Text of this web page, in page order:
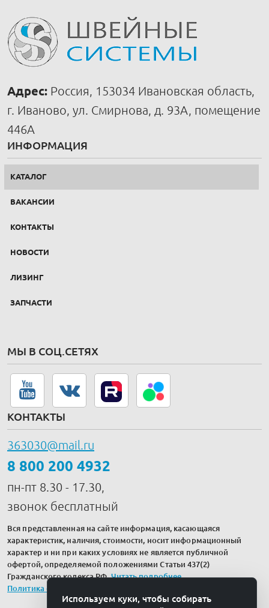
Адрес: Россия, 153034 Ивановская область,
г. Иваново, ул. Смирнова, д. 93А, помещение
446А
ИНФОРМАЦИЯ
КАТАЛОГ
ВАКАНСИИ
КОНТАКТЫ
НОВОСТИ
ЛИЗИНГ
ЗАПЧАСТИ
МЫ В СОЦ.СЕТЯХ
КОНТАКТЫ
363030@mail.ru
8 800 200 4932
пн-пт 8.30 - 17.30,
звонок бесплатный
Вся представленная на сайте информация, касающаяся
характеристик, наличия, стоимости, носит информационный
характер и ни при каких условиях не является публичной
офертой, определяемой положениями Статьи 437(2)
Гражданского кодекса РФ.Читать подробнее.
Политика обработки персональных данных
Используем куки, чтобы собирать